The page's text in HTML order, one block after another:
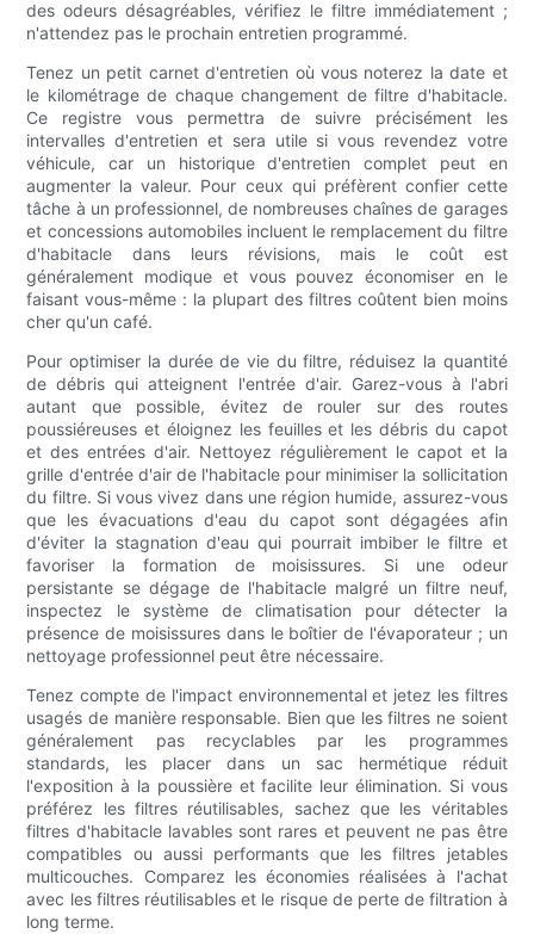
des odeurs désagréables, vérifiez le filtre immédiatement ;
n'attendez pas le prochain entretien programmé.
Tenez un petit carnet d'entretien où vous noterez la date et
le kilométrage de chaque changement de filtre d'habitacle.
Ce registre vous permettra de suivre précisément les
intervalles d'entretien et sera utile si vous revendez votre
véhicule, car un historique d'entretien complet peut en
augmenter la valeur. Pour ceux qui préfèrent confier cette
tâche à un professionnel, de nombreuses chaînes de garages
et concessions automobiles incluent le remplacement du filtre
d'habitacle dans leurs révisions, mais le coût est
généralement modique et vous pouvez économiser en le
faisant vous-même : la plupart des filtres coûtent bien moins
cher qu'un café.
Pour optimiser la durée de vie du filtre, réduisez la quantité
de débris qui atteignent l'entrée d'air. Garez-vous à l'abri
autant que possible, évitez de rouler sur des routes
poussiéreuses et éloignez les feuilles et les débris du capot
et des entrées d'air. Nettoyez régulièrement le capot et la
grille d'entrée d'air de l'habitacle pour minimiser la sollicitation
du filtre. Si vous vivez dans une région humide, assurez-vous
que les évacuations d'eau du capot sont dégagées afin
d'éviter la stagnation d'eau qui pourrait imbiber le filtre et
favoriser la formation de moisissures. Si une odeur
persistante se dégage de l'habitacle malgré un filtre neuf,
inspectez le système de climatisation pour détecter la
présence de moisissures dans le boîtier de l'évaporateur ; un
nettoyage professionnel peut être nécessaire.
Tenez compte de l'impact environnemental et jetez les filtres
usagés de manière responsable. Bien que les filtres ne soient
généralement pas recyclables par les programmes
standards, les placer dans un sac hermétique réduit
l'exposition à la poussière et facilite leur élimination. Si vous
préférez les filtres réutilisables, sachez que les véritables
filtres d'habitacle lavables sont rares et peuvent ne pas être
compatibles ou aussi performants que les filtres jetables
multicouches. Comparez les économies réalisées à l'achat
avec les filtres réutilisables et le risque de perte de filtration à
long terme.